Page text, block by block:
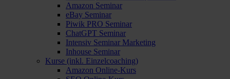
Amazon Seminar
eBay Seminar
Piwik PRO Seminar
ChatGPT Seminar
Intensiv Seminar Marketing
Inhouse Seminar
Kurse (inkl. Einzelcoaching)
Amazon Online-Kurs